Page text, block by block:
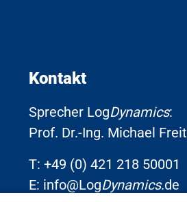
Kontakt
Sprecher LogDynamics:
Prof. Dr.-Ing. Michael
T: +49 (0) 421 218 50001
E: info@LogDynamics.de